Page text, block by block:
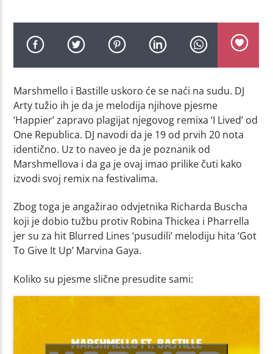
Marshmello i Bastille uskoro će se naći na sudu. DJ
Arty tužio ih je da je melodija njihove pjesme
‘Happier’ zapravo plagijat njegovog remixa ‘I Lived’ od
One Republica. DJ navodi da je 19 od prvih 20 nota
identično. Uz to naveo je da je poznanik od
Marshmellova i da ga je ovaj imao prilike čuti kako
izvodi svoj remix na festivalima.
Zbog toga je angažirao odvjetnika Richarda Buscha
koji je dobio tužbu protiv Robina Thickea i Pharrella
jer su za hit Blurred Lines ‘pusudili’ melodiju hita ‘Got
To Give It Up’ Marvina Gaya.
Koliko su pjesme slične presudite sami: